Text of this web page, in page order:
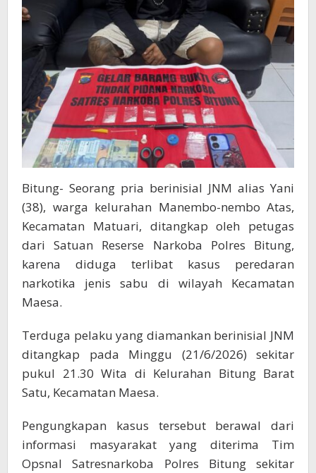
Bitung- Seorang pria berinisial JNM alias Yani
(38), warga kelurahan Manembo-nembo Atas,
Kecamatan Matuari, ditangkap oleh petugas
dari Satuan Reserse Narkoba Polres Bitung,
karena diduga terlibat kasus peredaran
narkotika jenis sabu di wilayah Kecamatan
Maesa.
Terduga pelaku yang diamankan berinisial JNM
ditangkap pada Minggu (21/6/2026) sekitar
pukul 21.30 Wita di Kelurahan Bitung Barat
Satu, Kecamatan Maesa.
Pengungkapan kasus tersebut berawal dari
informasi masyarakat yang diterima Tim
Opsnal Satresnarkoba Polres Bitung sekitar